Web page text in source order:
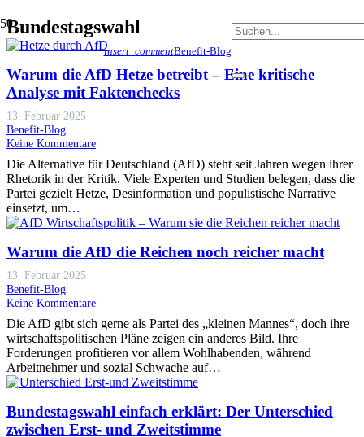
insert_commentBenefit-Blog
Bundestagswahl
Warum die AfD Hetze betreibt – Eine kritische
Analyse mit Faktenchecks
13. Februar 2025
Benefit-Blog
Keine Kommentare
Die Alternative für Deutschland (AfD) steht seit Jahren wegen ihrer
Rhetorik in der Kritik. Viele Experten und Studien belegen, dass die
Partei gezielt Hetze, Desinformation und populistische Narrative
einsetzt, um…
Warum die AfD die Reichen noch reicher macht
13. Februar 2025
Benefit-Blog
Keine Kommentare
Die AfD gibt sich gerne als Partei des „kleinen Mannes“, doch ihre
wirtschaftspolitischen Pläne zeigen ein anderes Bild. Ihre
Forderungen profitieren vor allem Wohlhabenden, während
Arbeitnehmer und sozial Schwache auf…
Bundestagswahl einfach erklärt: Der Unterschied
zwischen Erst- und Zweitstimme